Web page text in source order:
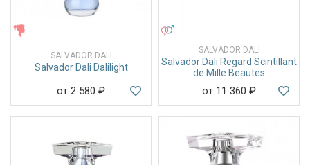
SALVADOR DALI
Salvador Dali Dalilight
от 2 580 ₽
SALVADOR DALI
Salvador Dali Regard Scintillant
de Mille Beautes
от 11 360 ₽